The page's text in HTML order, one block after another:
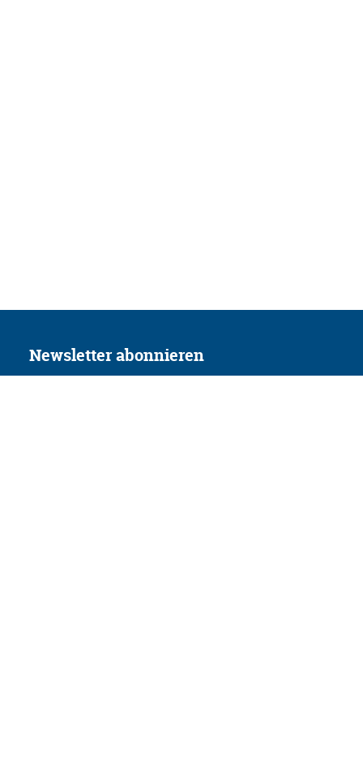
Newsletter abonnieren